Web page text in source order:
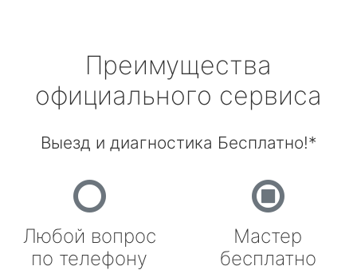
Преимущества
официального сервиса
Выезд и диагностика Бесплатно!*
Любой вопрос
по телефону
Мастер
бесплатно